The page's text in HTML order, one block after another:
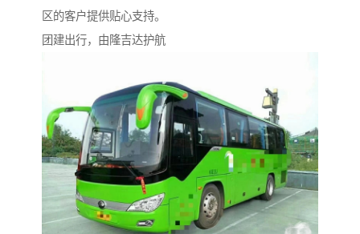
区的客户提供贴心支持。
团建出行，由隆吉达护航